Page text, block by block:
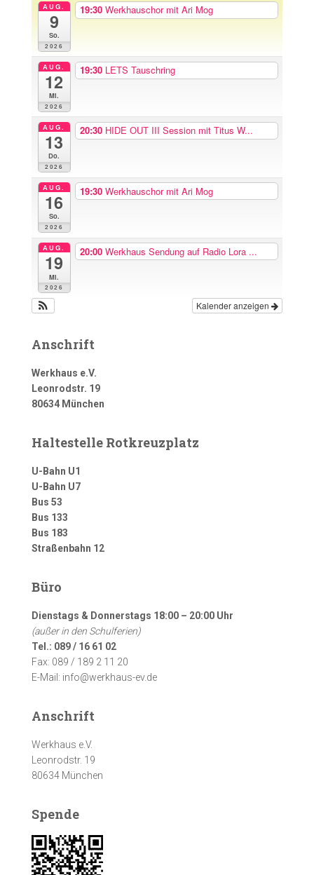
AUG.
9
So.
2026
19:30 Werkhauschor mit Ari Mog
AUG.
12
Mi.
2026
19:30 LETS Tauschring
AUG.
13
Do.
2026
20:30 HIDE OUT III Session mit Titus W...
AUG.
16
So.
2026
19:30 Werkhauschor mit Ari Mog
AUG.
19
Mi.
2026
20:00 Werkhaus Sendung auf Radio Lora ...
Kalender anzeigen
Anschrift
Werkhaus e.V.
Leonrodstr. 19
80634 München
Haltestelle Rotkreuzplatz
U-Bahn U1
U-Bahn U7
Bus 53
Bus 133
Bus 183
Straßenbahn 12
Büro
Dienstags & Donnerstags 18:00 – 20:00 Uhr
(außer in den Schulferien)
Tel.: 089 / 16 61 02
Fax: 089 / 189 2 11 20
E-Mail: info@werkhaus-ev.de
Anschrift
Werkhaus e.V.
Leonrodstr. 19
80634 München
Spende